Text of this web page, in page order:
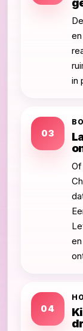
in
03
04